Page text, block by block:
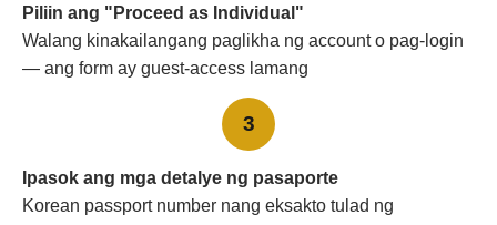
Piliin ang "Proceed as Individual"
Walang kinakailangang paglikha ng account o pag-login
— ang form ay guest-access lamang
3
Ipasok ang mga detalye ng pasaporte
Korean passport number nang eksakto tulad ng